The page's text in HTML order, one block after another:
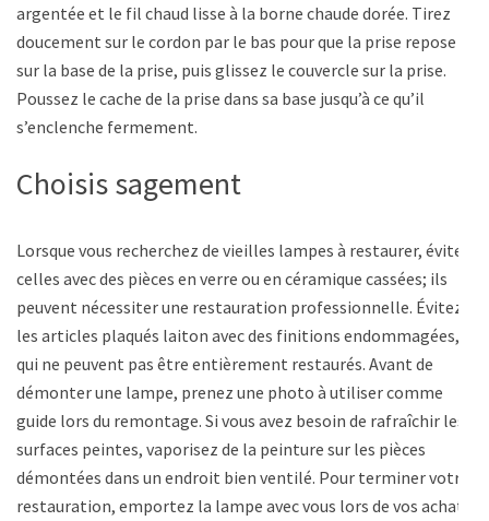
argentée et le fil chaud lisse à la borne chaude dorée. Tirez
doucement sur le cordon par le bas pour que la prise repose
sur la base de la prise, puis glissez le couvercle sur la prise.
Poussez le cache de la prise dans sa base jusqu’à ce qu’il
s’enclenche fermement.
Choisis sagement
Lorsque vous recherchez de vieilles lampes à restaurer, évitez
celles avec des pièces en verre ou en céramique cassées; ils
peuvent nécessiter une restauration professionnelle. Évitez
les articles plaqués laiton avec des finitions endommagées,
qui ne peuvent pas être entièrement restaurés. Avant de
démonter une lampe, prenez une photo à utiliser comme
guide lors du remontage. Si vous avez besoin de rafraîchir les
surfaces peintes, vaporisez de la peinture sur les pièces
démontées dans un endroit bien ventilé. Pour terminer votre
restauration, emportez la lampe avec vous lors de vos achats